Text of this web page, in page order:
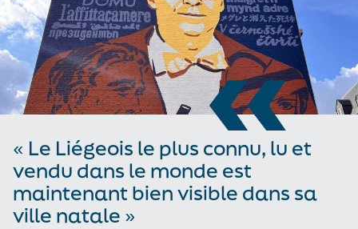
«
« Le Liégeois le plus connu, lu et
vendu dans le monde est
maintenant bien visible dans sa
ville natale »